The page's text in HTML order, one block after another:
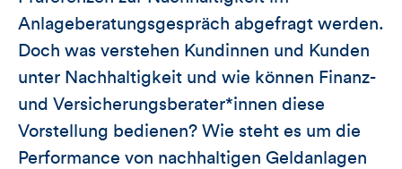
Anlageberatungsgespräch abgefragt werden.
Doch was verstehen Kundinnen und Kunden
unter Nachhaltigkeit und wie können Finanz-
und Versicherungsberater*innen diese
Vorstellung bedienen? Wie steht es um die
Performance von nachhaltigen Geldanlagen